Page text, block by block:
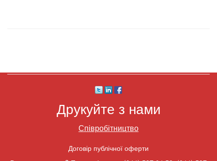
Друкуйте з нами
Співробітництво
Договір публічної оферти